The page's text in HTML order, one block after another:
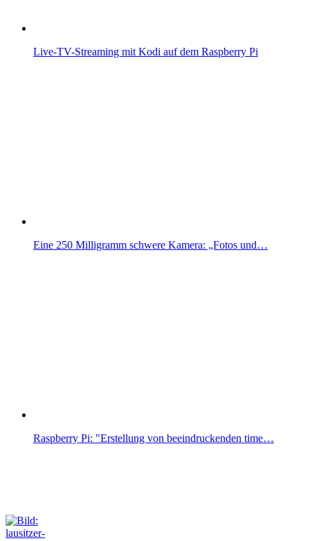
Live-TV-Streaming mit Kodi auf dem Raspberry Pi
Eine 250 Milligramm schwere Kamera: „Fotos und…
Raspberry Pi: "Erstellung von beeindruckenden time…